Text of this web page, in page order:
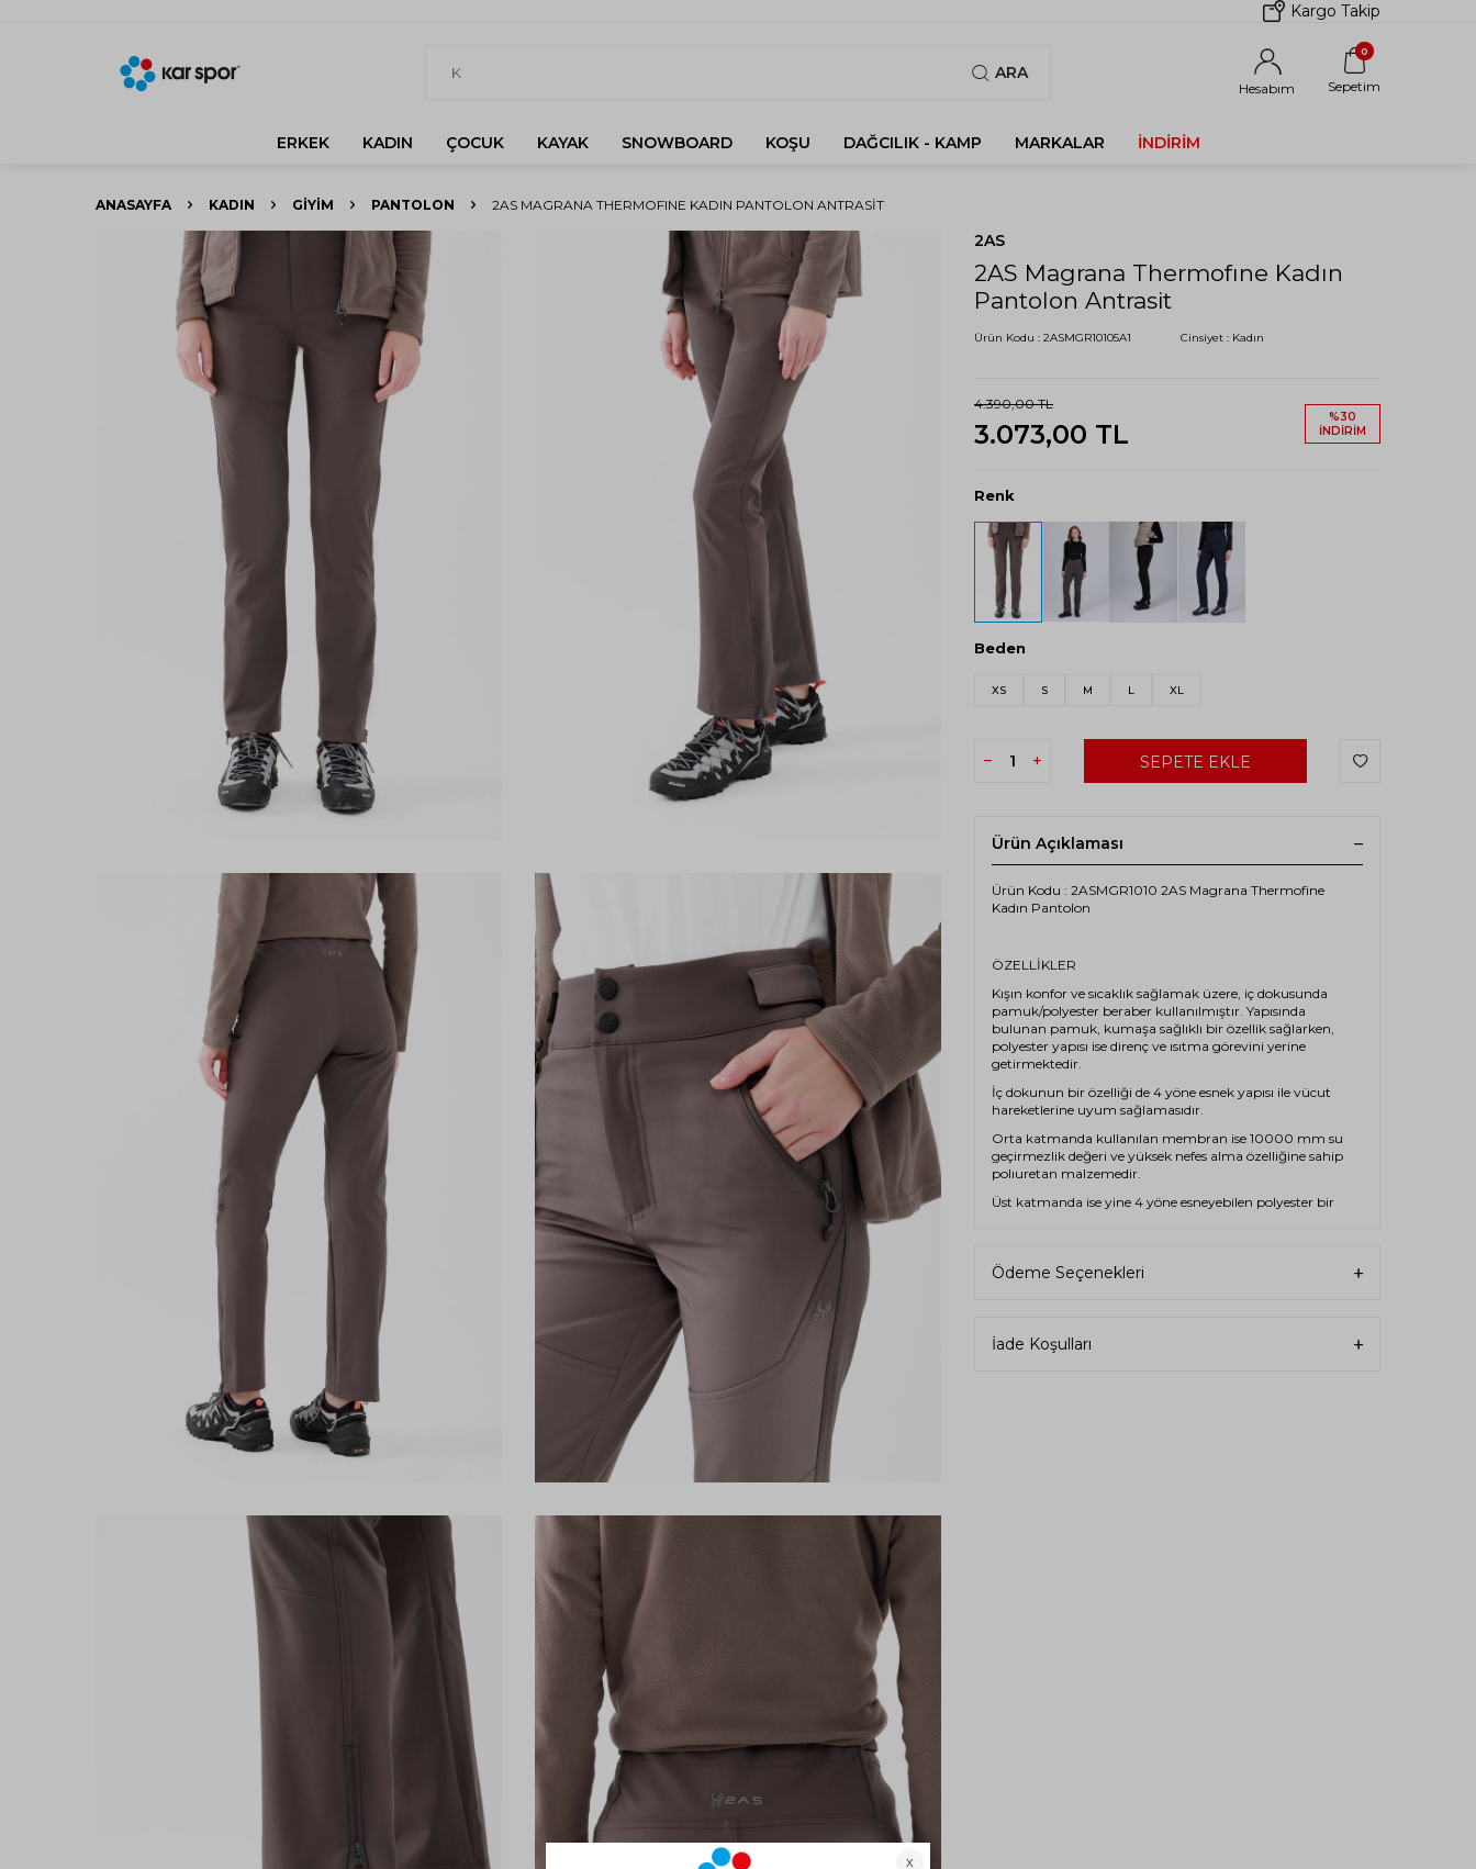
Kargo Takip
ARA
Hesabım
0
Sepetim
ERKEK KADIN ÇOCUK KAYAK SNOWBOARD KOŞU DAĞCILIK - KAMP MARKALAR İNDIRIM
ANASAYFA KADIN GIYIM PANTOLON 2AS MAGRANA THERMOFINE KADIN PANTOLON ANTRASIT
2AS
2AS Magrana Thermofıne Kadın
Pantolon Antrasit
Ürün Kodu : 2ASMGR10105A1 Cinsiyet : Kadın
4.390,00TL
3.073,00 TL
%30
İNDIRIM
Renk
Beden
XS S M L XL
SEPETE EKLE
Ürün Açıklaması
Ürün Kodu : 2ASMGR1010 2AS Magrana Thermofine
Kadın Pantolon
ÖZELLİKLER
Kışın konfor ve sıcaklık sağlamak üzere, iç dokusunda
pamuk/polyester beraber kullanılmıştır. Yapısında
bulunan pamuk, kumaşa sağlıklı bir özellik sağlarken,
polyester yapısı ise direnç ve ısıtma görevini yerine
getirmektedir.
İç dokunun bir özelliği de 4 yöne esnek yapısı ile vücut
hareketlerine uyum sağlamasıdır.
Orta katmanda kullanılan membran ise 10000 mm su
geçirmezlik değeri ve yüksek nefes alma özelliğine sahip
polıuretan malzemedir.
Üst katmanda ise yine 4 yöne esneyebilen polyester bir
Yüksek renk koruyuculuğuna sahip olan bu kumaş,
İÇERİK
Ödeme Seçenekleri
İade Koşulları